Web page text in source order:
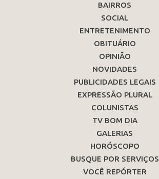
BAIRROS
SOCIAL
ENTRETENIMENTO
OBITUÁRIO
OPINIÃO
NOVIDADES
PUBLICIDADES LEGAIS
EXPRESSÃO PLURAL
COLUNISTAS
TV BOM DIA
GALERIAS
HORÓSCOPO
BUSQUE POR SERVIÇOS
VOCÊ REPÓRTER